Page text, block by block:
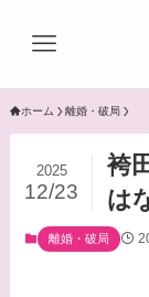
ホーム 離婚・破局
袴
は
2025
12/23
離婚・破局